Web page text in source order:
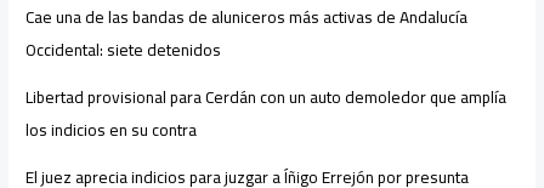
Cae una de las bandas de aluniceros más activas de Andalucía
Occidental: siete detenidos
Libertad provisional para Cerdán con un auto demoledor que amplía
los indicios en su contra
El juez aprecia indicios para juzgar a Íñigo Errejón por presunta